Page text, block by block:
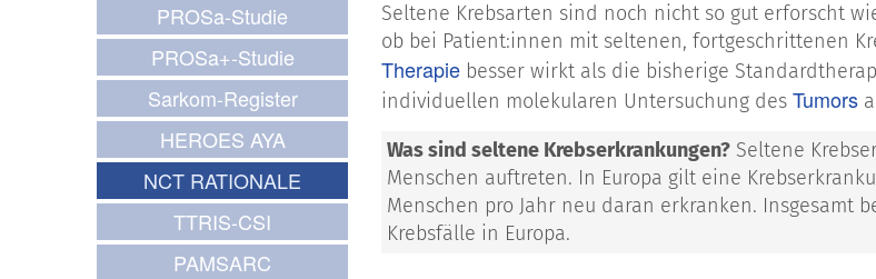
PROSa-Studie
PROSa+-Studie
Sarkom-Register
HEROES AYA
NCT RATIONALE
TTRIS-CSI
PAMSARC
Seltene Krebsarten sind noch nicht so gut erforscht
ob bei Patient:innen mit seltenen, fortgeschrittenen
Therapie besser wirkt als die bisherige
individuellen molekularen Untersuchung des Tumors
Was sind seltene Krebserkrankungen? Seltene
Menschen auftreten. In Europa gilt eine
Menschen pro Jahr neu daran erkranken. Insgesamt
Krebsfälle in Europa.